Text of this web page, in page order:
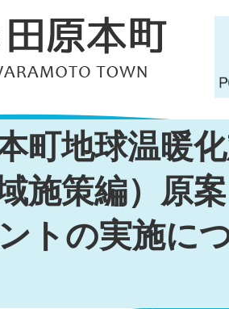
本町地球温暖
施策編）原
トの実施に